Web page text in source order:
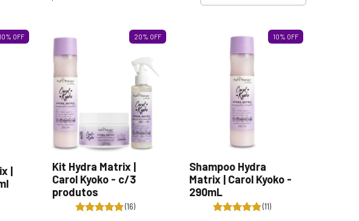
% OFF
|
20% OFF
Kit Hydra Matrix |
Carol Kyoko - c/3
produtos
(16)
10% OFF
Shampoo Hydra
Matrix | Carol Kyoko -
290mL
(11)